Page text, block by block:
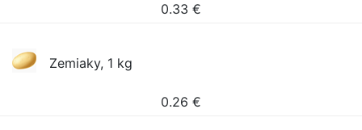
0.33 €
Zemiaky, 1 kg
0.26 €